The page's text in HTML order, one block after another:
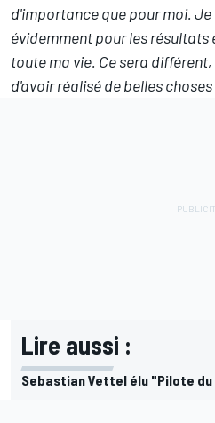
d'importance que pour moi. Je
évidemment pour les résultats
toute ma vie. Ce sera
d'avoir réalisé de belles
Lire aussi :
Sebastian Vettel élu "Pilote du